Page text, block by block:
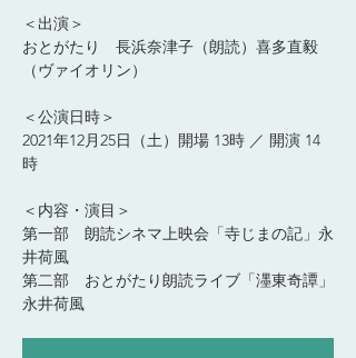
＜出演＞
おとがたり 長浜奈津子（朗読）喜多直毅
（ヴァイオリン）
＜公演日時＞
2021年12月25日（土）開場 13時 ／ 開演 14
時
＜内容・演目＞
第一部 朗読シネマ上映会「寺じまの記」永
井荷風
第二部 おとがたり朗読ライブ「濹東奇譚」
永井荷風